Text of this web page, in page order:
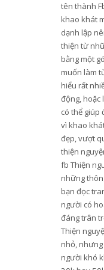
tên thành
khao khát
dạnh lập
thiện từ
bằng một
muốn làm
hiểu rất
động, hoặc
có thể giúp
vì khao
đẹp, vượt
thiện
fb Thiện
những
bạn đọc
người có
đáng trân
Thiện
nhỏ,
người khó